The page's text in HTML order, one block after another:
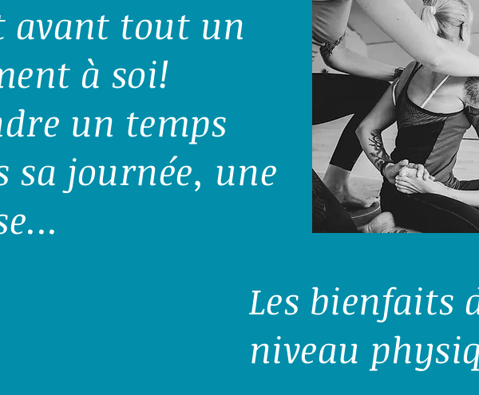
avant tout un
à soi!
un temps
sa journée, une
Les bienfaits
niveau